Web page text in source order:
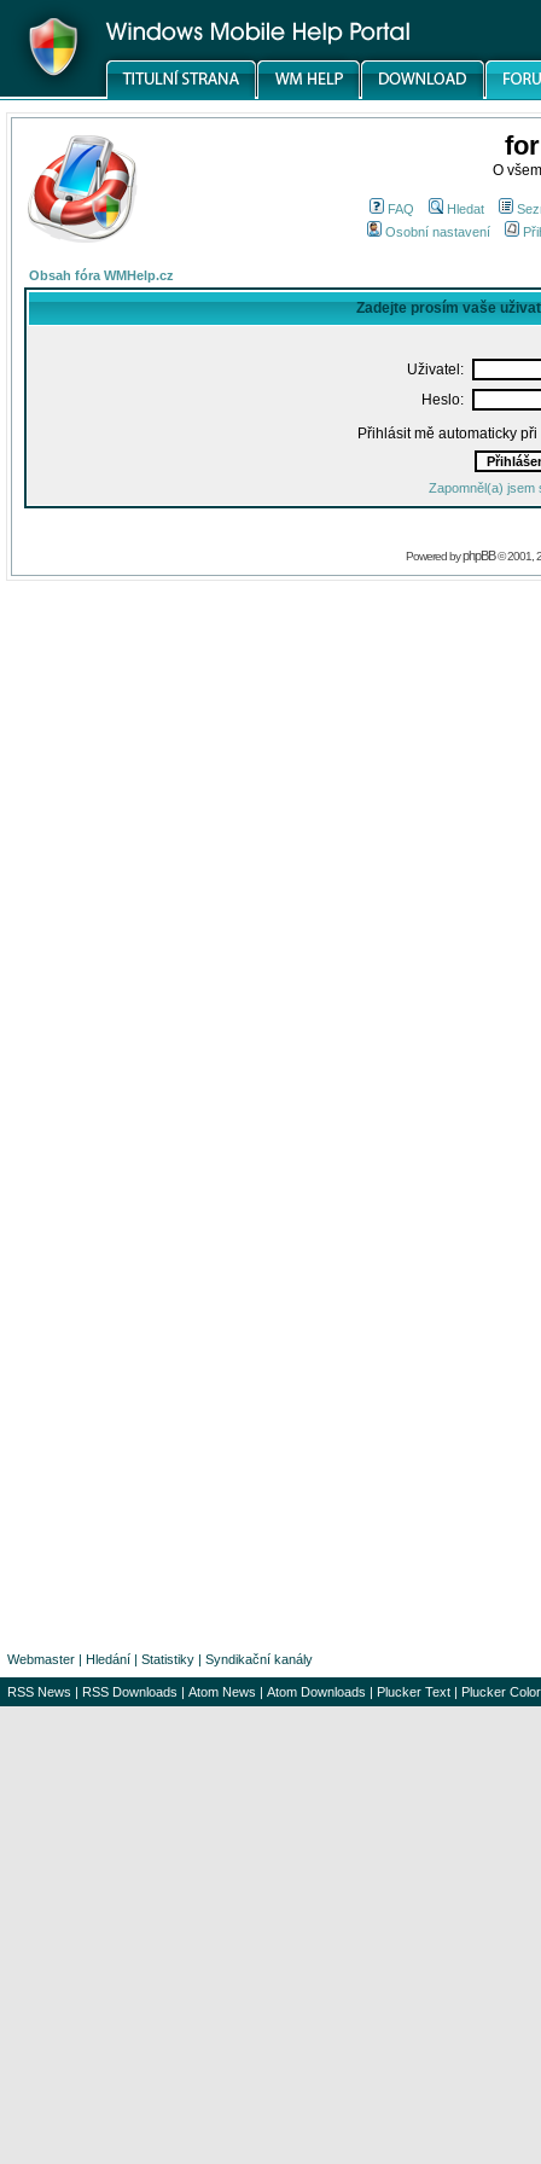
O
FAQ Hledat
Osobní nastavení
Obsah fóra WMHelp.cz
Zadejte prosím vaše
Uživatel:
Heslo:
Přihlásit mě automaticky
Zapomněl(a) jsem
Powered byphpBB© 2001,
Webmaster | Hledání | Statistiky | Syndikační kanály
RSS News | RSS Downloads | Atom News | Atom Downloads | Plucker Text | Plucker Color